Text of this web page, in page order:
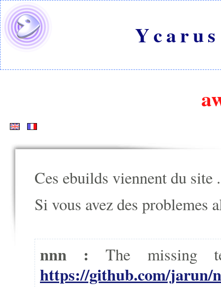
Ces ebuilds viennent du site .
Si vous avez des problemes
nnn :The missing
https://github.com/jarun/